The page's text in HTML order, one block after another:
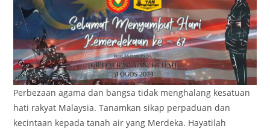
Perbezaan agama dan bangsa tidak menghalang kesatuan
hati rakyat Malaysia. Tanamkan sikap perpaduan dan
kecintaan kepada tanah air yang Merdeka. Hayatilah